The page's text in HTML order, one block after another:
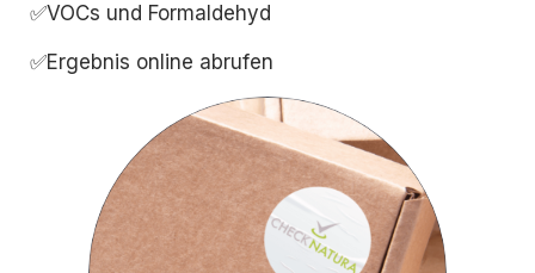
✅VOCs und Formaldehyd
✅Ergebnis online abrufen